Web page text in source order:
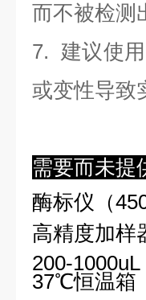
而不被检测
7. 建议使
或变性导致
需要而未提
酶标仪（
高精度加样
200-1000uL
37℃恒温箱